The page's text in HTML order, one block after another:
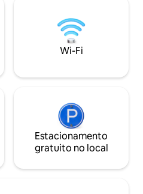
para
a
do
da
desfrutar
quarto da
as
as águias
riachos de
caranguejos
sabão artesanal
bruta Itens
toalhas de banho,
enxaguatório
respiração Mori
disponível no térreo Por favor,
atenção antes de
acomodação
regulamentos
não está mais
pessoal
Wi-Fi
Estacionamento
gratuito no local